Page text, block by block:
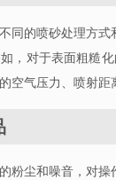
同的喷砂处理方
，对于表面粗糙
空气压力、喷射距
粉尘和噪音，对